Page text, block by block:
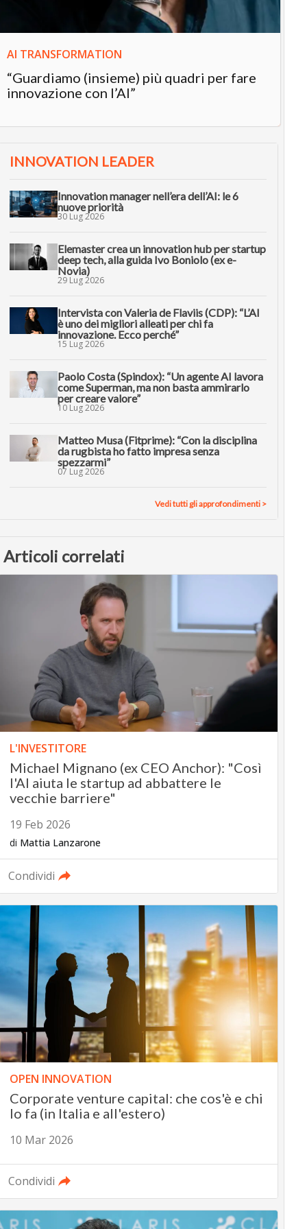
AI TRANSFORMATION
“Guardiamo (insieme) più quadri per fare
innovazione con l’AI”
INNOVATION LEADER
Innovation manager nell’era dell’AI: le 6
nuove priorità
30 Lug 2026
Elemaster crea un innovation hub per startup
deep tech, alla guida Ivo Boniolo (ex e-
Novia)
29 Lug 2026
Intervista con Valeria de Flaviis (CDP): “L’AI
è uno dei migliori alleati per chi fa
innovazione. Ecco perché”
15 Lug 2026
Paolo Costa (Spindox): “Un agente AI lavora
come Superman, ma non basta ammirarlo
per creare valore”
10 Lug 2026
Matteo Musa (Fitprime): “Con la disciplina
da rugbista ho fatto impresa senza
spezzarmi”
07 Lug 2026
Vedi tutti gli approfondimenti >
Articoli correlati
L'INVESTITORE
Michael Mignano (ex CEO Anchor): "Così
l'AI aiuta le startup ad abbattere le
vecchie barriere"
19 Feb 2026
di Mattia Lanzarone
Condividi
OPEN INNOVATION
Corporate venture capital: che cos'è e chi
lo fa (in Italia e all'estero)
10 Mar 2026
Condividi